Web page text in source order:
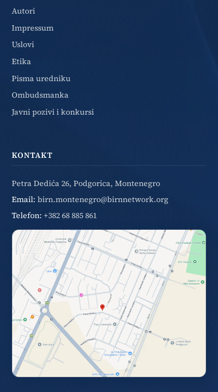
Autori
Impressum
Uslovi
Etika
Pisma uredniku
Ombudsmanka
Javni pozivi i konkursi
KONTAKT
Petra Dedića 26, Podgorica, Montenegro
Email: birn.montenegro@birnnetwork.org
Telefon: +382 68 885 861